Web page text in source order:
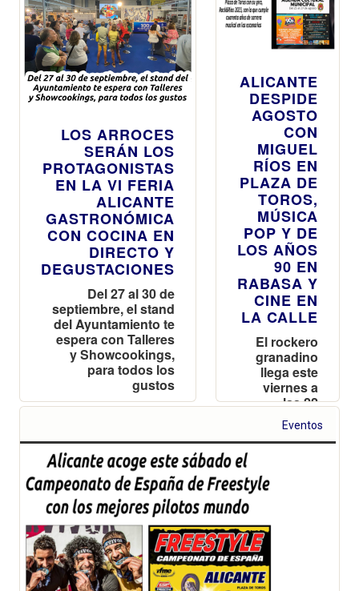
LOS ARROCES
SERÁN LOS
PROTAGONISTAS
EN LA VI FERIA
ALICANTE
GASTRONÓMICA
CON COCINA EN
DIRECTO Y
DEGUSTACIONES
Del 27 al 30 de
septiembre, el stand
del Ayuntamiento te
espera con Talleres
y Showcookings,
para todos los
gustos
ALICANTE
DESPIDE
AGOSTO
CON
MIGUEL
RÍOS EN
PLAZA DE
TOROS,
MÚSICA
POP Y DE
LOS AÑOS
90 EN
RABASA Y
CINE EN
LA CALLE
El rockero
granadino
llega este
viernes a
las 22
horas a la
Plaza de
Toros con
Rock&Ríos
2023, con la
que cumple
cuarenta
musical en
Eventos